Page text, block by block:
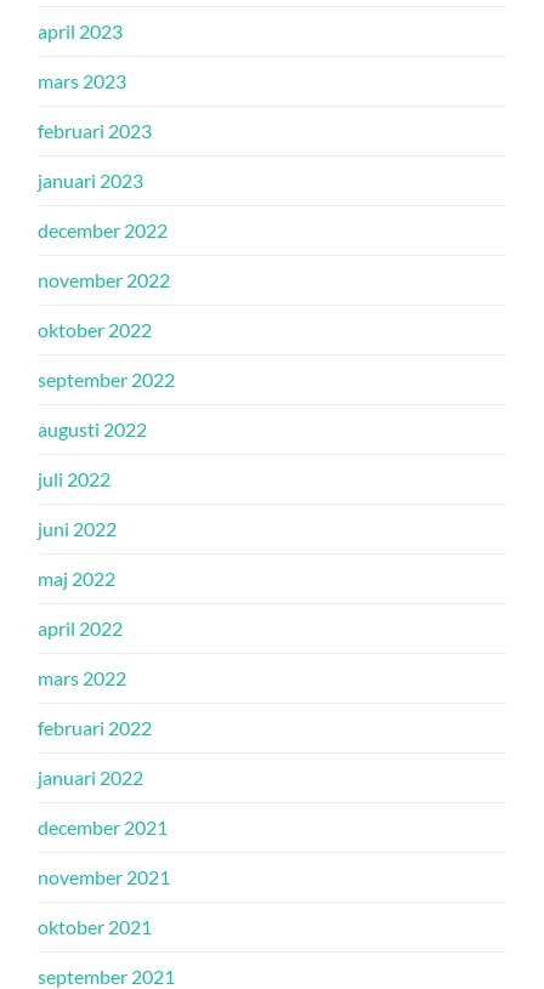
april 2023
mars 2023
februari 2023
januari 2023
december 2022
november 2022
oktober 2022
september 2022
augusti 2022
juli 2022
juni 2022
maj 2022
april 2022
mars 2022
februari 2022
januari 2022
december 2021
november 2021
oktober 2021
september 2021